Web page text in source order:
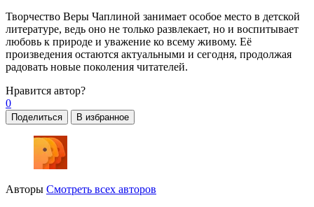
Творчество Веры Чаплиной занимает особое место в детской
литературе, ведь оно не только развлекает, но и воспитывает
любовь к природе и уважение ко всему живому. Её
произведения остаются актуальными и сегодня, продолжая
радовать новые поколения читателей.
Нравится автор?
0
Поделиться В избранное
Авторы Смотреть всех авторов